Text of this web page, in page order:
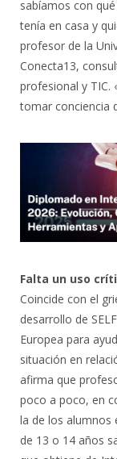
sabíamos con
tenía en casa y
profesor de la
Conecta13,
profesional y TIC.
tomar conciencia
Falta un uso
Coincide con el
desarrollo de
Europea para
situación en
afirma que
poco a poco, en
la de los alumnos
de 13 o 14 años